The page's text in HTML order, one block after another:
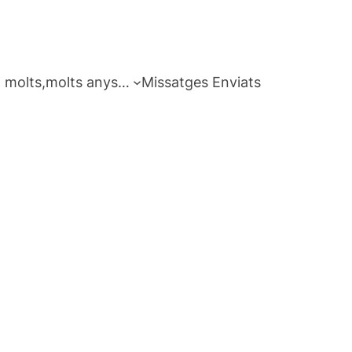
molts,molts anys… Missatges Enviats